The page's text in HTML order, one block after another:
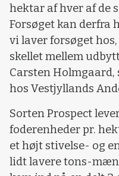
hektar af hver af de
Forsøget kan derfra
vi laver forsøget
skellet mellem
Carsten
hos Vestjyllands
Sorten Prospect
foderenheder pr.
et højt stivelse- og
lidt lavere tons-